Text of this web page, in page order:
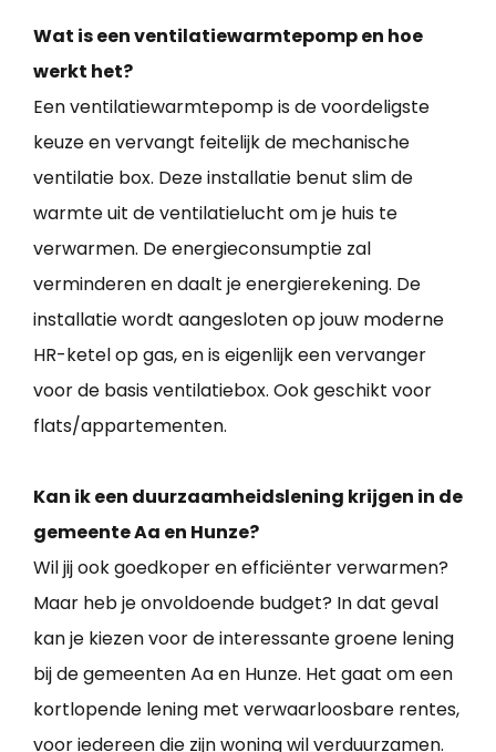
Wat is een ventilatiewarmtepomp en hoe
werkt het?
Een ventilatiewarmtepomp is de voordeligste
keuze en vervangt feitelijk de mechanische
ventilatie box. Deze installatie benut slim de
warmte uit de ventilatielucht om je huis te
verwarmen. De energieconsumptie zal
verminderen en daalt je energierekening. De
installatie wordt aangesloten op jouw moderne
HR-ketel op gas, en is eigenlijk een vervanger
voor de basis ventilatiebox. Ook geschikt voor
flats/appartementen.
Kan ik een duurzaamheidslening krijgen in de
gemeente Aa en Hunze?
Wil jij ook goedkoper en efficiënter verwarmen?
Maar heb je onvoldoende budget? In dat geval
kan je kiezen voor de interessante groene lening
bij de gemeenten Aa en Hunze. Het gaat om een
kortlopende lening met verwaarloosbare rentes,
voor iedereen die zijn woning wil verduurzamen.